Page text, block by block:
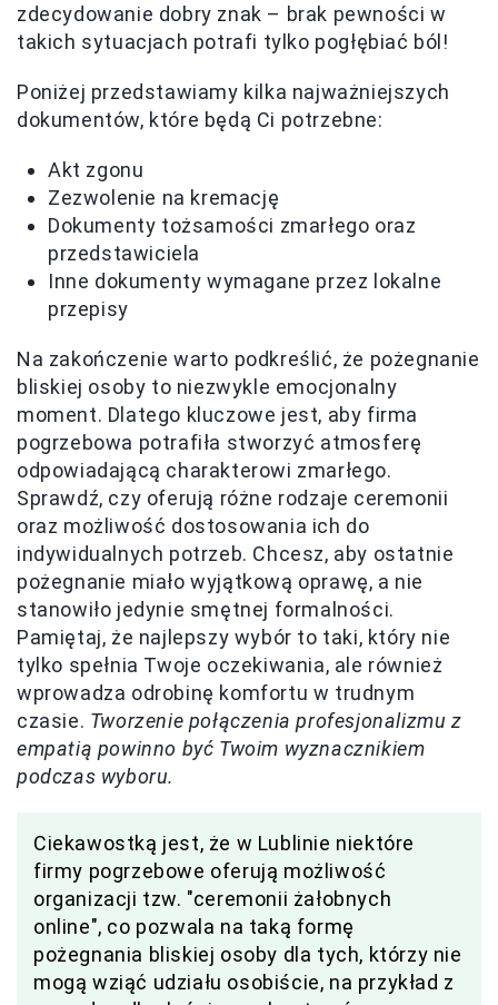
zdecydowanie dobry znak – brak pewności w
takich sytuacjach potrafi tylko pogłębiać ból!
Poniżej przedstawiamy kilka najważniejszych
dokumentów, które będą Ci potrzebne:
Akt zgonu
Zezwolenie na kremację
Dokumenty tożsamości zmarłego oraz
przedstawiciela
Inne dokumenty wymagane przez lokalne
przepisy
Na zakończenie warto podkreślić, że pożegnanie
bliskiej osoby to niezwykle emocjonalny
moment. Dlatego kluczowe jest, aby firma
pogrzebowa potrafiła stworzyć atmosferę
odpowiadającą charakterowi zmarłego.
Sprawdź, czy oferują różne rodzaje ceremonii
oraz możliwość dostosowania ich do
indywidualnych potrzeb. Chcesz, aby ostatnie
pożegnanie miało wyjątkową oprawę, a nie
stanowiło jedynie smętnej formalności.
Pamiętaj, że najlepszy wybór to taki, który nie
tylko spełnia Twoje oczekiwania, ale również
wprowadza odrobinę komfortu w trudnym
czasie. Tworzenie połączenia profesjonalizmu z
empatią powinno być Twoim wyznacznikiem
podczas wyboru.
Ciekawostką jest, że w Lublinie niektóre
firmy pogrzebowe oferują możliwość
organizacji tzw. "ceremonii żałobnych
online", co pozwala na taką formę
pożegnania bliskiej osoby dla tych, którzy nie
mogą wziąć udziału osobiście, na przykład z